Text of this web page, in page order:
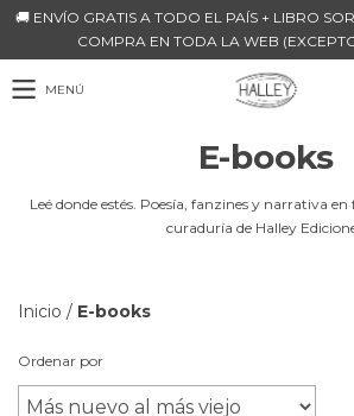
🚚 ENVÍO GRATIS A TODO EL PAÍS + LIBRO
COMPRA EN TODA LA WEB
MENÚ
E-books
Leé donde estés. Poesía, fanzines y narrativa
curaduría de Halley
Inicio / E-books
Ordenar por